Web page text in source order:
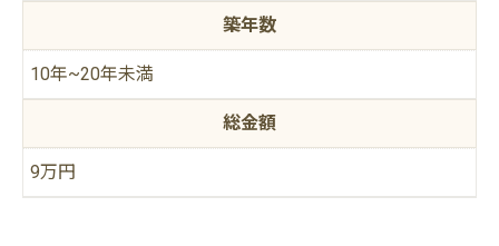
築年数
10年~20年未満
総金額
9万円